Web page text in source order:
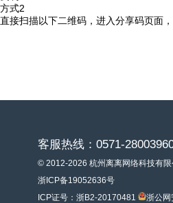
方式2
直接扫描以下二维码，进入分享码页面
客服热线：0571-
© 2012-2026 杭州离离网络科技有
浙ICP备19052636号
ICP证号：浙B2-20170481
浙公